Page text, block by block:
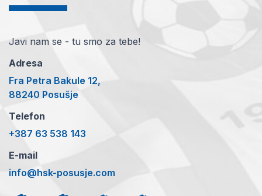
Javi nam se - tu smo za tebe!
Adresa
Fra Petra Bakule 12,
88240 Posušje
Telefon
+387 63 538 143
E-mail
info@hsk-posusje.com